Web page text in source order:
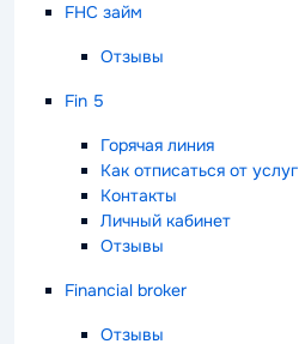
FHC займ
Отзывы
Fin 5
Горячая линия
Как отписаться от услуг
Контакты
Личный кабинет
Отзывы
Financial broker
Отзывы